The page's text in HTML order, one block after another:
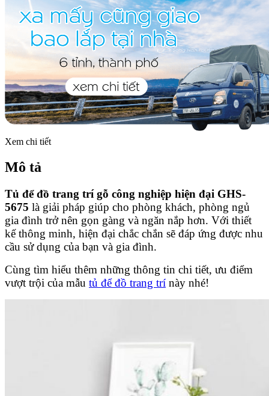
Xem chi tiết
Mô tả
Tủ để đồ trang trí gỗ công nghiệp hiện đại GHS-
5675 là giải pháp giúp cho phòng khách, phòng ngủ
gia đình trở nên gọn gàng và ngăn nắp hơn. Với thiết
kế thông minh, hiện đại chắc chắn sẽ đáp ứng được nhu
cầu sử dụng của bạn và gia đình.
Cùng tìm hiểu thêm những thông tin chi tiết, ưu điểm
vượt trội của mẫu tủ để đồ trang trí này nhé!